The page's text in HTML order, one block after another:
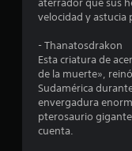
velocidad y astucia
- Thanatosdrakon
Esta criatura de
de la muerte»,
Sudamérica
envergadura
pterosaurio
cuenta.